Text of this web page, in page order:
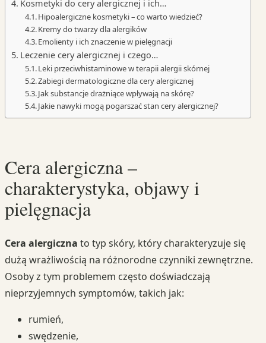
Kosmetyki do cery alergicznej i ich…
Hipoalergiczne kosmetyki – co warto wiedzieć?
Kremy do twarzy dla alergików
Emolienty i ich znaczenie w pielęgnacji
Leczenie cery alergicznej i czego…
Leki przeciwhistaminowe w terapii alergii skórnej
Zabiegi dermatologiczne dla cery alergicznej
Jak substancje drażniące wpływają na skórę?
Jakie nawyki mogą pogarszać stan cery alergicznej?
Cera alergiczna –
charakterystyka, objawy i
pielęgnacja
Cera alergiczna to typ skóry, który charakteryzuje się
dużą wrażliwością na różnorodne czynniki zewnętrzne.
Osoby z tym problemem często doświadczają
nieprzyjemnych symptomów, takich jak:
rumień,
swędzenie,